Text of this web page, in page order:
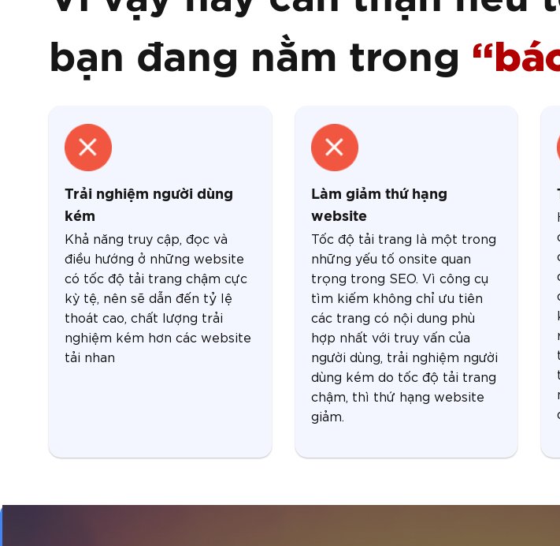
bạn đang nằm trong
Trải nghiệm người dùng
kém
Khả năng truy cập, đọc và
điều hướng ở những website
có tốc độ tải trang chậm cực
kỳ tệ, nên sẽ dẫn đến tỷ lệ
thoát cao, chất lượng trải
nghiệm kém hơn các website
tải nhan
Làm giảm thứ hạng
website
Tốc độ tải trang là một trong
những yếu tố onsite quan
trọng trong SEO. Vì công cụ
tìm kiếm không chỉ ưu tiên
các trang có nội dung phù
hợp nhất với truy vấn của
người dùng, trải nghiệm người
dùng kém do tốc độ tải trang
chậm, thì thứ hạng website
giảm.